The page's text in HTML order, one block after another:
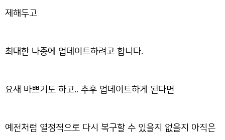
제해두고
최대한 나중에 업데이트하려고 합니다.
요새 바쁘기도 하고.. 추후 업데이트하게 된다면
예전처럼 열정적으로 다시 복구할 수 있을지 없을지 아직은